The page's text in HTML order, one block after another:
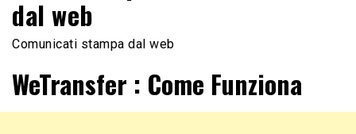
dal web
Comunicati stampa dal web
WeTransfer : Come Funziona